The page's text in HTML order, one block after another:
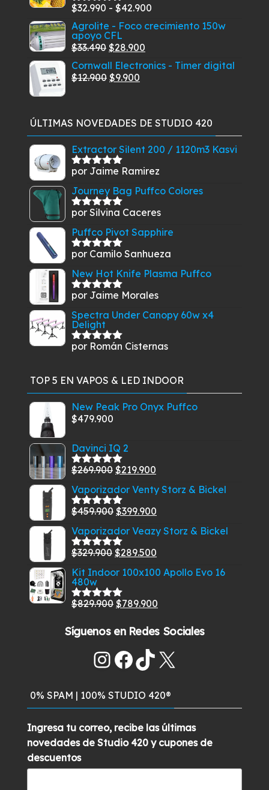
$75.900.
Valorado
5.00
5
$32.990 - $42.900
de
$32.990
Agrolite - Foco crecimiento 150w
apoyo CFL
$33.490 El
precio
original
$28.900
precio
Cornwall Electronics - Timer digital
$12.900 El
era:
$12.900.
$9.900
es:
$9.900.
ÚLTIMAS NOVEDADES DE STUDIO 420
Extractor Silent 200 / 1120m3 Kasvi
Valorado
por Jaime Ramirez
Journey Bag Puffco Colores
Valorado
por Silvina Caceres
Puffco Pivot Sapphire
Valorado
por Camilo Sanhueza
New Hot Knife Plasma Puffco
Valorado
por Jaime Morales
Spectra Under Canopy 60w x4
Delight
Valorado
por Román Cisternas
TOP 5 EN VAPOS & LED INDOOR
New Peak Pro Onyx Puffco
$479.900
Davinci IQ 2
Valorado
5
$269.900 El
precio
original
era:
$269.900.
$219.900
precio
actual
es:
$219.900.
Vaporizador Venty Storz & Bickel
Valorado
5
$459.900 El
precio
original
era:
$459.900.
$399.900
precio
actual
es:
$399.900.
Vaporizador Veazy Storz & Bickel
Valorado
5
$329.900 El
precio
era:
$329.900.
$289.500
precio
actual
$289.500.
Kit Indoor 100x100 Apollo Evo 16
480w
Valorado
5
$829.900 El
original
$829.900.
$789.900
actual
$789.900.
Síguenos en Redes Sociales
Instagram
Facebook
TikTok
X
0% SPAM | 100% STUDIO 420®
Ingresa tu correo, recibe las últimas
novedades de Studio 420 y cupones de
descuentos